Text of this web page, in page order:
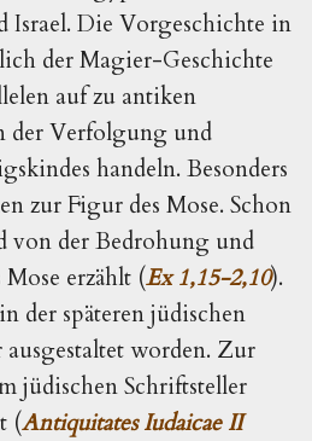
Israel. Die Vorgeschichte in
der Magier-Geschichte
auf zu antiken
der Verfolgung und
handeln. Besonders
zur Figur des Mose. Schon
von der Bedrohung und
erzählt (Ex 1,15-2,10).
der späteren jüdischen
worden. Zur
jüdischen Schriftsteller
(Antiquitates Iudaicae II